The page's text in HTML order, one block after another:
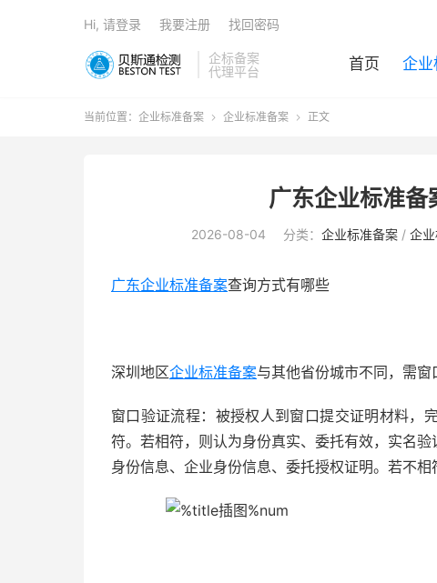
企标备案
代理平台
首页 企业
Hi, 请登录 我要注册 找回密码
当前位置： 企业标准备案  企业标准备案  正文
广东企业标准备
2026-08-04 分类： 企业标准备案/ 企
广东企业标准备案查询方式有哪些
深圳地区企业标准备案与其他省份城市不同，需
窗口验证流程：被授权人到窗口提交证明材料，
符。若相符，则认为身份真实、委托有效，实名
身份信息、企业身份信息、委托授权证明。若不相